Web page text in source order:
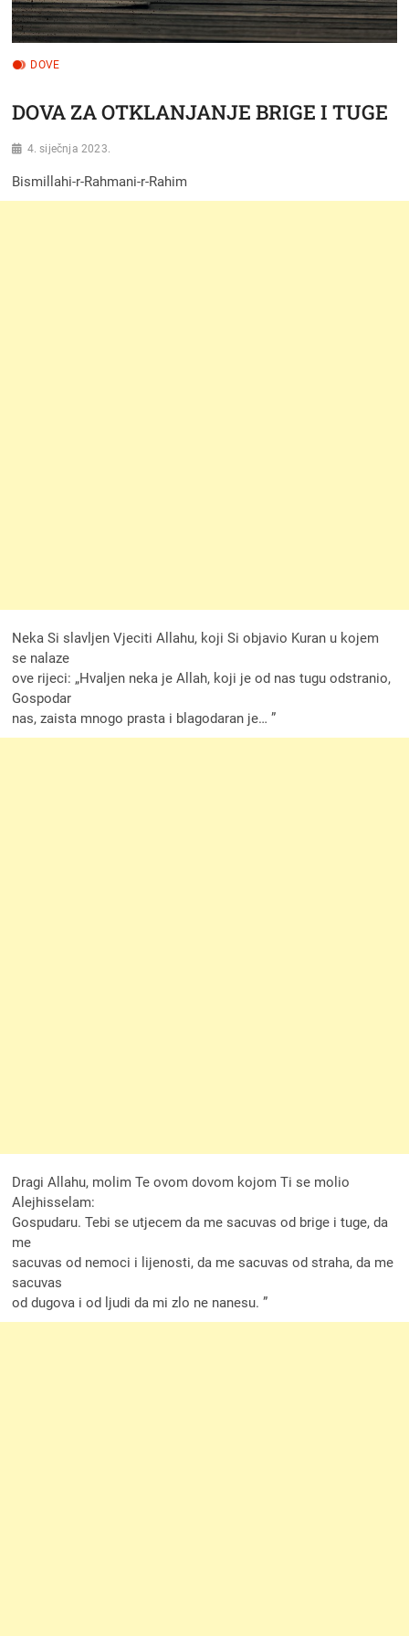
DOVE
DOVA ZA OTKLANJANJE BRIGE I TUGE
4. siječnja 2023.
Bismillahi-r-Rahmani-r-Rahim
Neka Si slavljen Vjeciti Allahu, koji Si objavio Kuran u kojem
se nalaze
ove rijeci: „Hvaljen neka je Allah, koji je od nas tugu odstranio,
Gospodar
nas, zaista mnogo prasta i blagodaran je… ”
Dragi Allahu, molim Te ovom dovom kojom Ti se molio
Alejhisselam:
Gospudaru. Tebi se utjecem da me sacuvas od brige i tuge, da
me
sacuvas od nemoci i lijenosti, da me sacuvas od straha, da me
sacuvas
od dugova i od ljudi da mi zlo ne nanesu. ”